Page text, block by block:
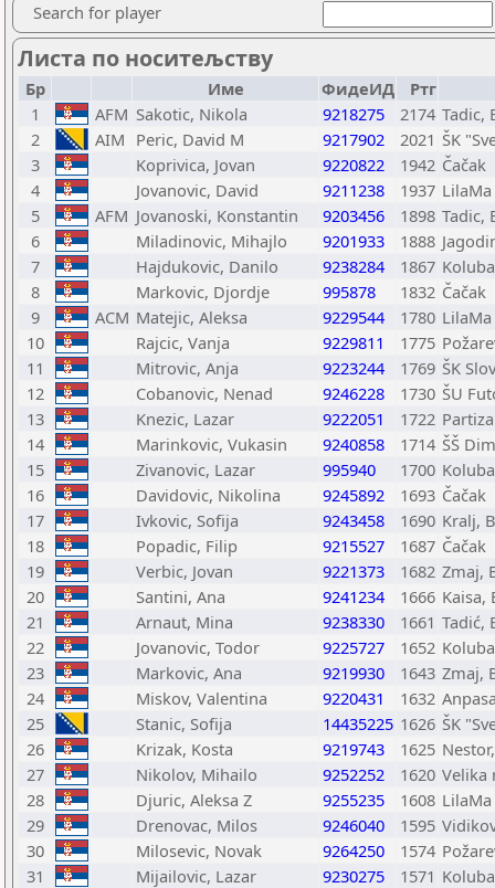
Search for player
Листа по носитељству
Бр Име ФидеИД
Ртг
1
AFM Sakotic, Nikola 9218275 2174 Tadic,
2
AIM Peric, David M 9217902 2021 ŠK
3
Koprivica, Jovan 9220822 1942 Čačak
4
Jovanovic, David 9211238 1937
5
AFM Jovanoski, Konstantin 9203456 1898 Tadic,
6
Miladinovic, Mihajlo 9201933 1888
7
Hajdukovic, Danilo 9238284 1867
8
Markovic, Djordje 995878 1832 Čačak
9
ACM Matejic, Aleksa 9229544 1780
10
Rajcic, Vanja 9229811 1775
11
Mitrovic, Anja 9223244 1769 ŠK
12
Cobanovic, Nenad 9246228 1730 ŠU
13
Knezic, Lazar 9222051 1722
14
Marinkovic, Vukasin 9240858 1714 ŠŠ
15
Zivanovic, Lazar 995940 1700
16
Davidovic, Nikolina 9245892 1693 Čačak
17
Ivkovic, Sofija 9243458 1690 Kralj,
18
Popadic, Filip 9215527 1687 Čačak
19
Verbic, Jovan 9221373 1682 Zmaj,
20
Santini, Ana 9241234 1666 Kaisa,
21
Arnaut, Mina 9238330 1661 Tadić,
22
Jovanovic, Todor 9225727 1652
23
Markovic, Ana 9219930 1643 Zmaj,
24
Miskov, Valentina 9220431 1632
25
Stanic, Sofija 14435225 1626 ŠK
26
Krizak, Kosta 9219743 1625
27
Nikolov, Mihailo 9252252 1620 Velika
28
Djuric, Aleksa Z 9255235 1608
29
Drenovac, Milos 9246040 1595
30
Milosevic, Novak 9264250 1574
31
Mijailovic, Lazar 9230275 1571